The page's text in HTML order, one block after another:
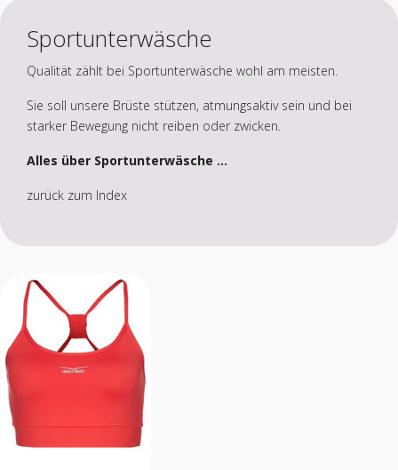
Sportunterwäsche
Qualität zählt bei Sportunterwäsche wohl am meisten.
Sie soll unsere Brüste stützen, atmungsaktiv sein und bei
starker Bewegung nicht reiben oder zwicken.
Alles über Sportunterwäsche ...
zurück zum Index